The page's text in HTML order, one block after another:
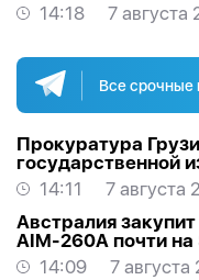
14:18
7 августа
Все срочные
Прокуратура
государственной
14:11
7 августа
Австралия
AIM-260A почти
14:09
7 августа